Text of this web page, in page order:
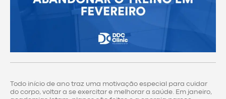
Todo início de ano traz uma motivação especial para cuidar
do corpo, voltar a se exercitar e melhorar a saúde. Em janeiro,